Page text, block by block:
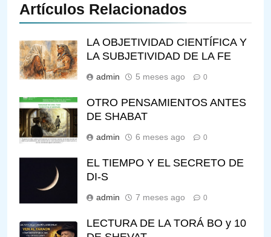
Artículos Relacionados
LA OBJETIVIDAD CIENTÍFICA Y
LA SUBJETIVIDAD DE LA FE
admin 5 meses ago 0
OTRO PENSAMIENTOS ANTES
DE SHABAT
admin 6 meses ago 0
EL TIEMPO Y EL SECRETO DE
DI-S
admin 7 meses ago 0
LECTURA DE LA TORÁ BO y 10